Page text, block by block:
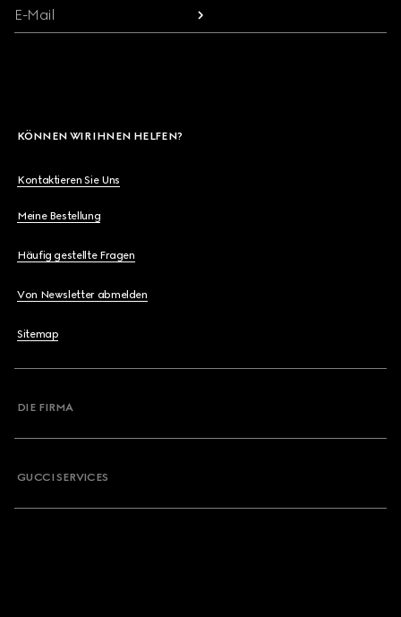
E-Mail
KÖNNEN WIR IHNEN HELFEN?
Kontaktieren Sie Uns
Meine Bestellung
Häufig gestellte Fragen
Von Newsletter abmelden
Sitemap
DIE FIRMA
GUCCI SERVICES